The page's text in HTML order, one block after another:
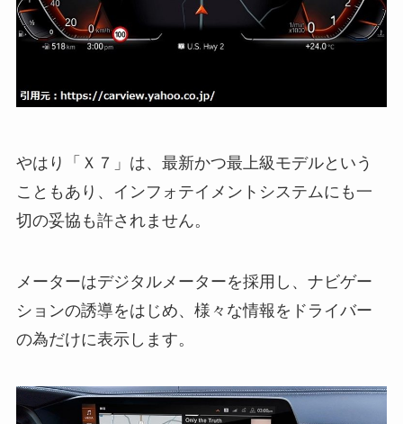
やはり「Ｘ７」は、最新かつ最上級モデルという
こともあり、インフォテイメントシステムにも一
切の妥協も許されません。
メーターはデジタルメーターを採用し、ナビゲー
ションの誘導をはじめ、様々な情報をドライバー
の為だけに表示します。